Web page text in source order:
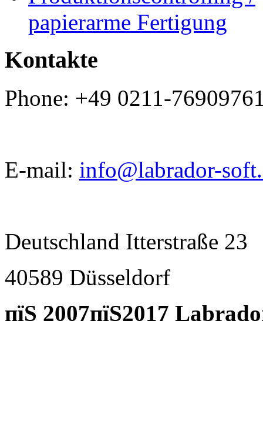
papierarme Fertigung
Kontakte
Phone: +49 0211-
E-mail: info@labrador-
Deutschland Itterstraße 23
40589 Düsseldorf
пїЅ 2007пїЅ2017